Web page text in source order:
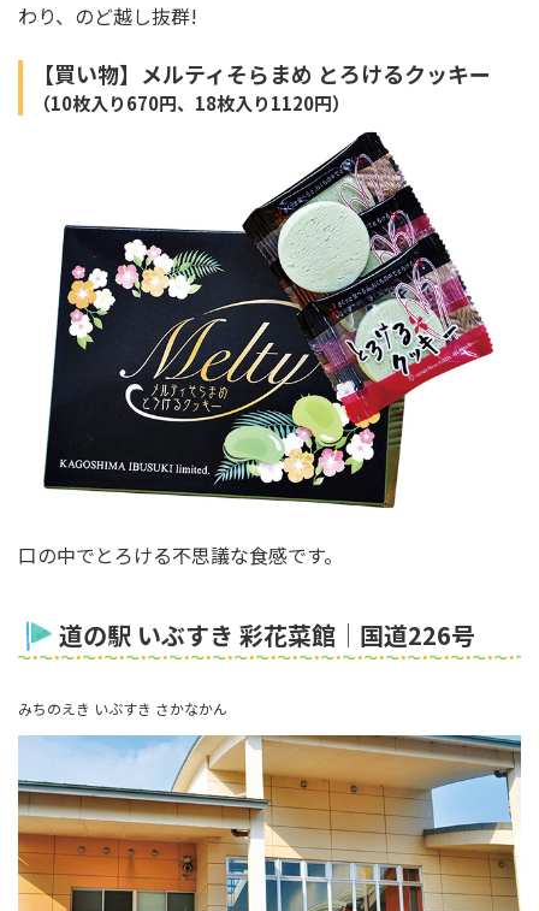
わり、のど越し抜群!
【買い物】メルティそらまめ とろけるクッキー
（10枚入り670円、18枚入り1120円）
口の中でとろける不思議な食感です。
道の駅 いぶすき 彩花菜館│国道226号
みちのえき いぶすき さかなかん